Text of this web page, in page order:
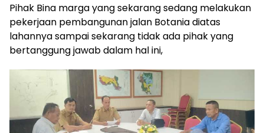
Pihak Bina marga yang sekarang sedang melakukan
pekerjaan pembangunan jalan Botania diatas
lahannya sampai sekarang tidak ada pihak yang
bertanggung jawab dalam hal ini,